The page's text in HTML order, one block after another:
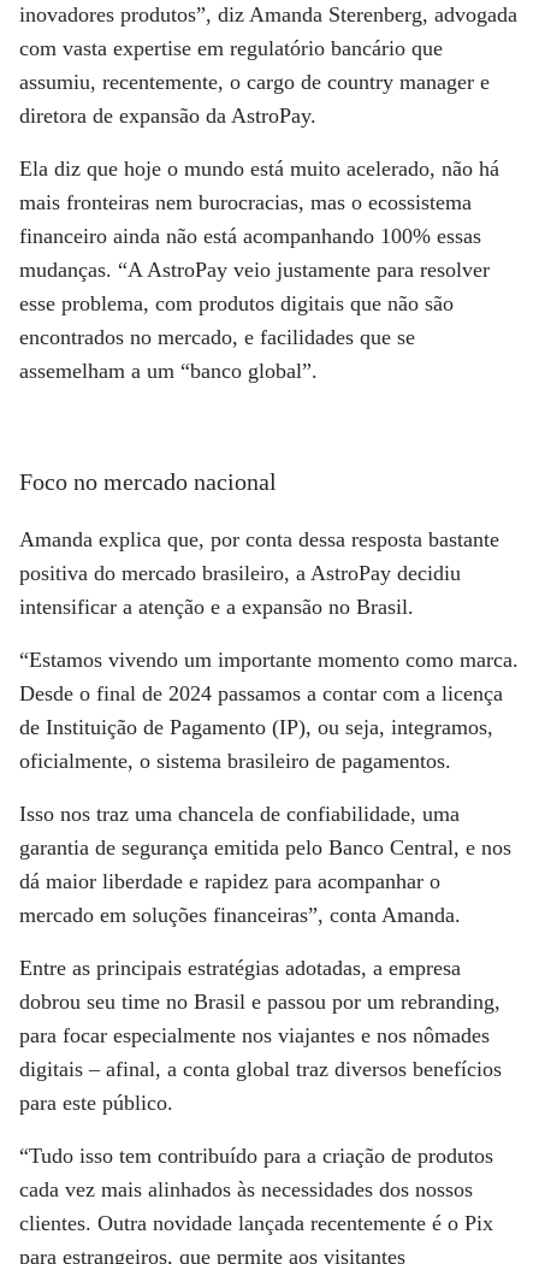
inovadores produtos”, diz Amanda Sterenberg, advogada
com vasta expertise em regulatório bancário que
assumiu, recentemente, o cargo de country manager e
diretora de expansão da AstroPay.
Ela diz que hoje o mundo está muito acelerado, não há
mais fronteiras nem burocracias, mas o ecossistema
financeiro ainda não está acompanhando 100% essas
mudanças. “A AstroPay veio justamente para resolver
esse problema, com produtos digitais que não são
encontrados no mercado, e facilidades que se
assemelham a um “banco global”.
Foco no mercado nacional
Amanda explica que, por conta dessa resposta bastante
positiva do mercado brasileiro, a AstroPay decidiu
intensificar a atenção e a expansão no Brasil.
“Estamos vivendo um importante momento como marca.
Desde o final de 2024 passamos a contar com a licença
de Instituição de Pagamento (IP), ou seja, integramos,
oficialmente, o sistema brasileiro de pagamentos.
Isso nos traz uma chancela de confiabilidade, uma
garantia de segurança emitida pelo Banco Central, e nos
dá maior liberdade e rapidez para acompanhar o
mercado em soluções financeiras”, conta Amanda.
Entre as principais estratégias adotadas, a empresa
dobrou seu time no Brasil e passou por um rebranding,
para focar especialmente nos viajantes e nos nômades
digitais – afinal, a conta global traz diversos benefícios
para este público.
“Tudo isso tem contribuído para a criação de produtos
cada vez mais alinhados às necessidades dos nossos
clientes. Outra novidade lançada recentemente é o Pix
para estrangeiros, que permite aos visitantes